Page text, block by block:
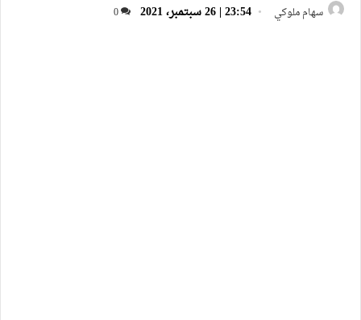
سهام ملوكي 23:54 | 26 سبتمبر، 2021 0